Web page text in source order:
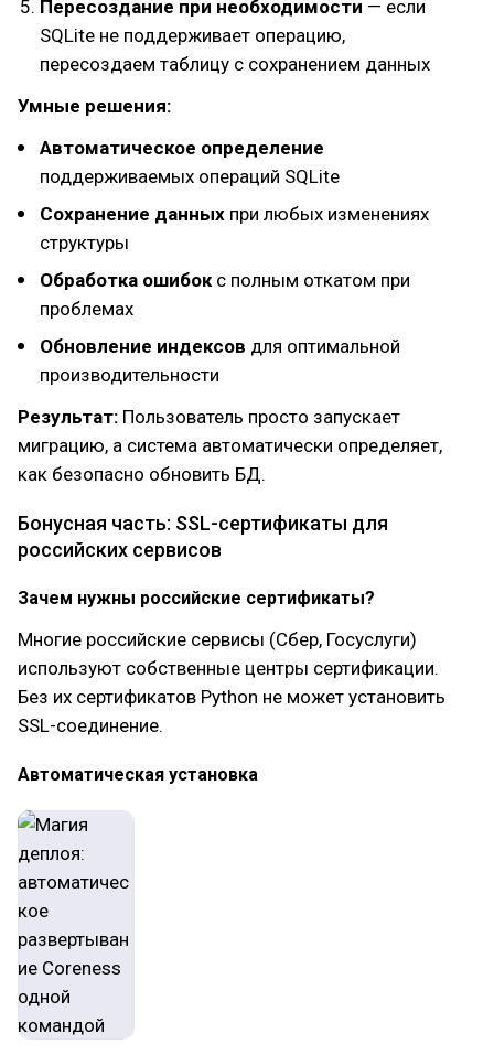
Пересоздание при необходимости — если
SQLite не поддерживает операцию,
пересоздаем таблицу с сохранением данных
Умные решения:
Автоматическое определение
поддерживаемых операций SQLite
Сохранение данных при любых изменениях
структуры
Обработка ошибокс полным откатом при
проблемах
Обновление индексов для оптимальной
производительности
Результат: Пользователь просто запускает
миграцию, а система автоматически определяет,
как безопасно обновить БД.
Бонусная часть: SSL-сертификаты для
российских сервисов
Зачем нужны российские сертификаты?
Многие российские сервисы (Сбер, Госуслуги)
используют собственные центры сертификации.
Без их сертификатов Python не может установить
SSL-соединение.
Автоматическая установка